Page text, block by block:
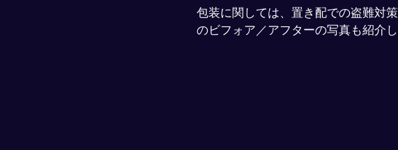
包装に関しては、置き配での盗難対
のビフォア／アフターの写真も紹介し